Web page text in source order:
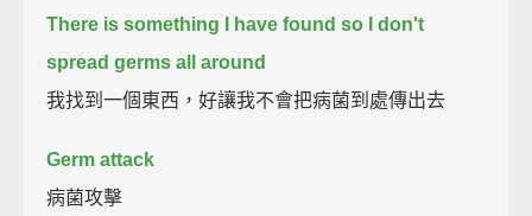
There is something I have found so I don't
spread germs all around
我找到一個東西，好讓我不會把病菌到處傳出去
Germ attack
病菌攻擊